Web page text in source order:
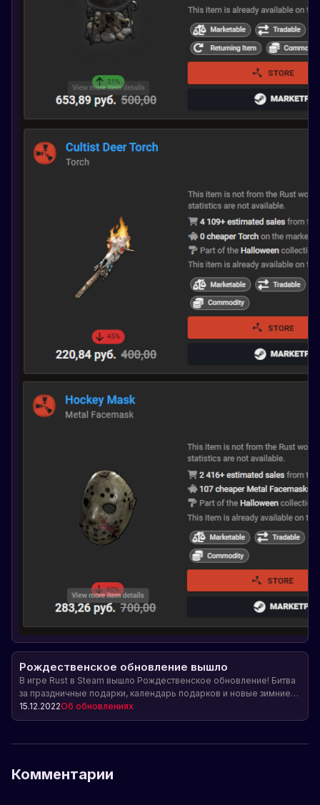
Рождественское обновление вышло
В игре Rust в Steam вышло Рождественское обновление! Битва
за праздничные подарки, календарь подарков и новые зимние
локации ждут игроков. Присоединяйтесь к праздничной
атмосфере и насладитесь новым контентом!
15.12.2022Об обновлениях
Комментарии